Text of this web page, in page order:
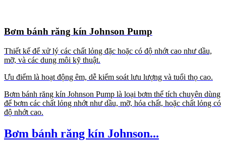
Bơm bánh răng kín Johnson Pump
Thiết kế để xử lý các chất lỏng đặc hoặc có độ nhớt cao như dầu,
mỡ, và các dung môi kỹ thuật.
Ưu điểm là hoạt động êm, dễ kiểm soát lưu lượng và tuổi thọ cao.
Bơm bánh răng kín Johnson Pump là loại bơm thể tích chuyên dùng
để bơm các chất lỏng nhớt như dầu, mỡ, hóa chất, hoặc chất lỏng có
độ nhớt cao.
Bơm bánh răng kín Johnson...